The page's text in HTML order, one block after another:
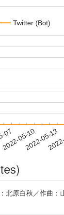
Twitter (Bot)
07
2022-05-102022-05-13
北原白秋／作曲